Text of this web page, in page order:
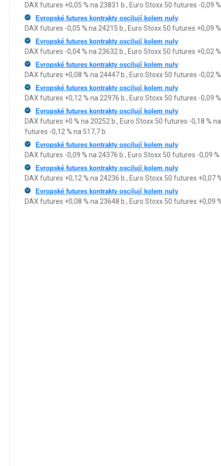
DAX futures +0,05 % na 23831 b., Euro Stoxx 50 futures -0,09
Evropské futures kontrakty oscilují kolem nuly
DAX futures -0,05 % na 24215 b., Euro Stoxx 50 futures +0,09
Evropské futures kontrakty oscilují kolem nuly
DAX futures -0,04 % na 23632 b., Euro Stoxx 50 futures +0,02
Evropské futures kontrakty oscilují kolem nuly
DAX futures +0,08 % na 24447 b., Euro Stoxx 50 futures -0,02
Evropské futures kontrakty oscilují kolem nuly
DAX futures +0,12 % na 22976 b., Euro Stoxx 50 futures -0,09
Evropské futures kontrakty oscilují kolem nuly
DAX futures +0 % na 20252 b., Euro Stoxx 50 futures -0,18 %
futures -0,12 % na 517,7 b.
Evropské futures kontrakty oscilují kolem nuly
DAX futures -0,09 % na 24376 b., Euro Stoxx 50 futures -0,09
Evropské futures kontrakty oscilují kolem nuly
DAX futures +0,12 % na 24236 b., Euro Stoxx 50 futures +0,07
Evropské futures kontrakty oscilují kolem nuly
DAX futures +0,08 % na 23648 b., Euro Stoxx 50 futures +0,09